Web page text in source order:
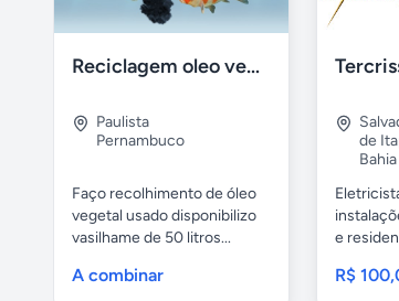
Reciclagem oleo vegetal
Paulista
Pernambuco
Faço recolhimento de óleo
vegetal usado disponibilizo
vasilhame de 50 litros...
A combinar
de
Bahia
e
R$